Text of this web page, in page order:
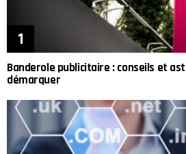
Banderole publicitaire : conseils et
démarquer